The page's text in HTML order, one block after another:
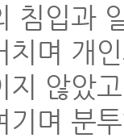
침입과
치며 개
지 않았
기며 분